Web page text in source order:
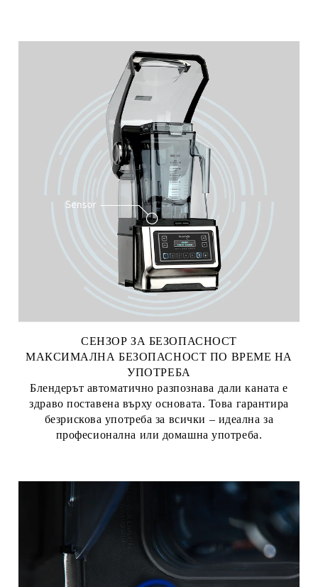
СЕНЗОР ЗА БЕЗОПАСНОСТ
МАКСИМАЛНА БЕЗОПАСНОСТ ПО ВРЕМЕ НА
УПОТРЕБА
Блендерът автоматично разпознава дали каната е
здраво поставена върху основата. Това гарантира
безрискова употреба за всички – идеална за
професионална или домашна употреба.